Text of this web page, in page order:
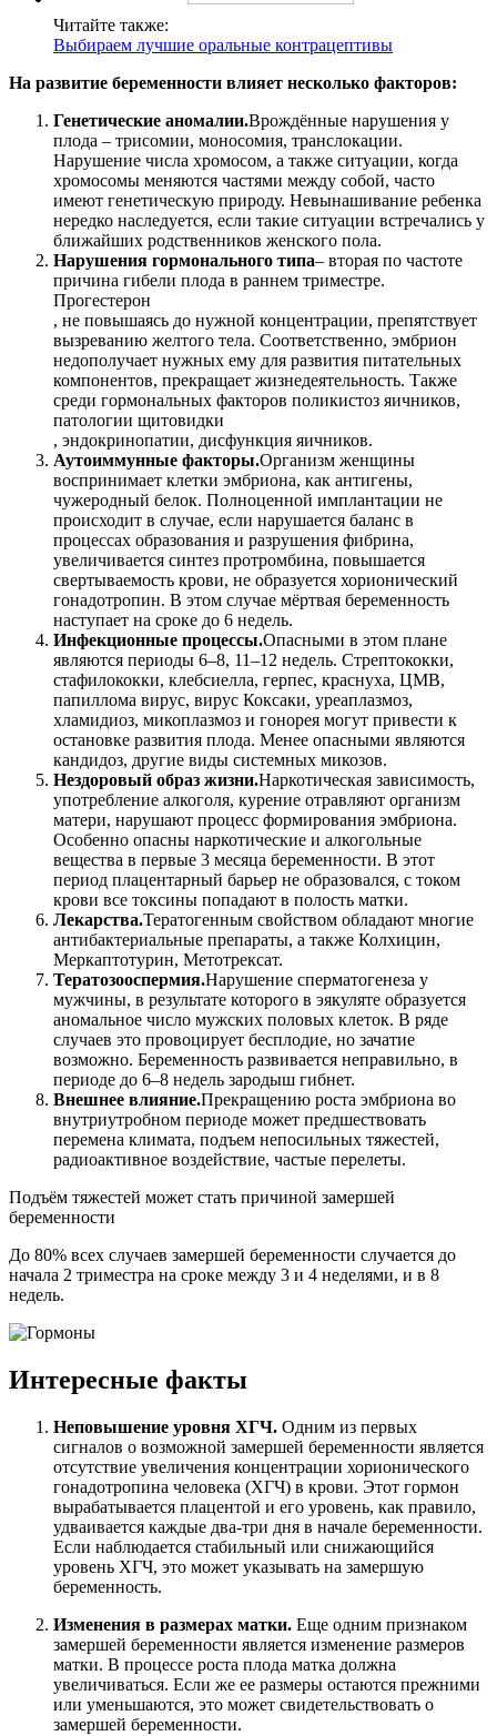
Читайте также:
Выбираем лучшие оральные контрацептивы
На развитие беременности влияет несколько факторов:
Генетические аномалии.Врождённые нарушения у
плода – трисомии, моносомия, транслокации.
Нарушение числа хромосом, а также ситуации, когда
хромосомы меняются частями между собой, часто
имеют генетическую природу. Невынашивание ребенка
нередко наследуется, если такие ситуации встречались у
ближайших родственников женского пола.
Нарушения гормонального типа– вторая по частоте
причина гибели плода в раннем триместре.
Прогестерон
, не повышаясь до нужной концентрации, препятствует
вызреванию желтого тела. Соответственно, эмбрион
недополучает нужных ему для развития питательных
компонентов, прекращает жизнедеятельность. Также
среди гормональных факторов поликистоз яичников,
патологии щитовидки
, эндокринопатии, дисфункция яичников.
Аутоиммунные факторы.Организм женщины
воспринимает клетки эмбриона, как антигены,
чужеродный белок. Полноценной имплантации не
происходит в случае, если нарушается баланс в
процессах образования и разрушения фибрина,
увеличивается синтез протромбина, повышается
свертываемость крови, не образуется хорионический
гонадотропин. В этом случае мёртвая беременность
наступает на сроке до 6 недель.
Инфекционные процессы.Опасными в этом плане
являются периоды 6–8, 11–12 недель. Стрептококки,
стафилококки, клебсиелла, герпес, краснуха, ЦМВ,
папиллома вирус, вирус Коксаки, уреаплазмоз,
хламидиоз, микоплазмоз и гонорея могут привести к
остановке развития плода. Менее опасными являются
кандидоз, другие виды системных микозов.
Нездоровый образ жизни.Наркотическая зависимость,
употребление алкоголя, курение отравляют организм
матери, нарушают процесс формирования эмбриона.
Особенно опасны наркотические и алкогольные
вещества в первые 3 месяца беременности. В этот
период плацентарный барьер не образовался, с током
крови все токсины попадают в полость матки.
Лекарства.Тератогенным свойством обладают многие
антибактериальные препараты, а также Колхицин,
Меркаптотурин, Метотрексат.
Тератозооспермия.Нарушение сперматогенеза у
мужчины, в результате которого в эякуляте образуется
аномальное число мужских половых клеток. В ряде
случаев это провоцирует бесплодие, но зачатие
возможно. Беременность развивается неправильно, в
периоде до 6–8 недель зародыш гибнет.
Внешнее влияние.Прекращению роста эмбриона во
внутриутробном периоде может предшествовать
перемена климата, подъем непосильных тяжестей,
радиоактивное воздействие, частые перелеты.
Подъём тяжестей может стать причиной замершей
беременности
До 80% всех случаев замершей беременности случается до
начала 2 триместра на сроке между 3 и 4 неделями, и в 8
недель.
Интересные факты
Неповышение уровня ХГЧ. Одним из первых
сигналов о возможной замершей беременности является
отсутствие увеличения концентрации хорионического
гонадотропина человека (ХГЧ) в крови. Этот гормон
вырабатывается плацентой и его уровень, как правило,
удваивается каждые два-три дня в начале беременности.
Если наблюдается стабильный или снижающийся
уровень ХГЧ, это может указывать на замершую
беременность.
Изменения в размерах матки. Еще одним признаком
замершей беременности является изменение размеров
матки. В процессе роста плода матка должна
увеличиваться. Если же ее размеры остаются прежними
или уменьшаются, это может свидетельствовать о
замершей беременности.